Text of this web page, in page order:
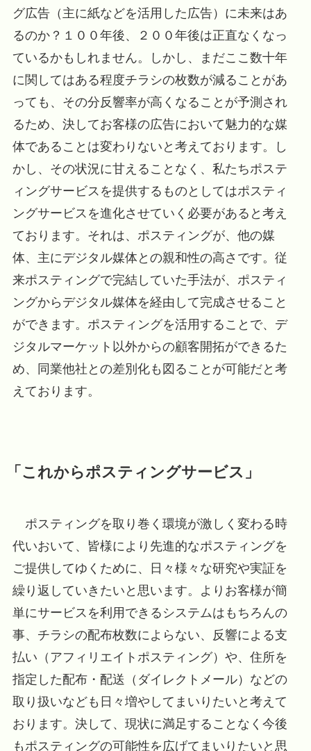
グ広告（主に紙などを活用した広告）に未来はあ
るのか？１００年後、２００年後は正直なくなっ
ているかもしれません。しかし、
まだここ数十年
に関してはある程度チラシの枚数が減ることがあ
っても、その分反響率が高くなることが予測され
るため、決してお客様の広告において魅力的な媒
体であることは変わりないと考えております。
し
かし、その状況に甘えることなく、私たちポステ
ィングサービスを提供するものとしてはポスティ
ングサービスを進化させていく必要があると考え
ております。それは、ポスティングが、他の媒
体、主にデジタル媒体との親和性の高さです。従
来ポスティングで完結していた手法が、 ポスティ
ングからデジタル媒体を経由して完成させる こと
ができます。 ポスティングを活用することで、 デ
ジタルマーケット以外からの顧客開拓ができるた
め、同業他社との差別化も図ることが可能だと考
えております。
「これからポスティングサービス」
ポスティングを取り巻く環境が激しく変わる時
代いおいて、皆様により先進的なポスティングを
ご提供してゆくために、日々様々な研究や実証を
繰り返していきたいと思います。よりお客様が簡
単にサービスを利用できるシステムはもちろんの
事、チラシの配布枚数によらない、反響による支
払い（アフィリエイトポスティング）や、住所を
指定した配布・配送（ダイレクトメール）などの
取り扱いなども日々増やしてまいりたいと考えて
おります。決して、現状に満足することなく今後
もポスティングの可能性を広げてまいりたいと思